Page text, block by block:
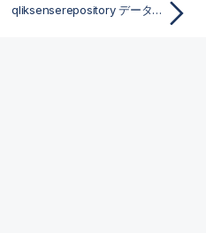
qliksenserepository データベース ユーザーのパスワードが見つかりません